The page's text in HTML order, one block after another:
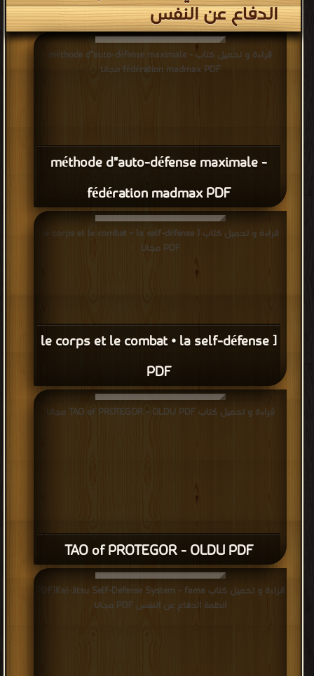
الدفاع عن النفس
méthode d"auto-défense maximale -
fédération madmax PDF
قراءة و تحميل كتاب méthode d"auto-défense maximale -
fédération madmax PDF مجانا
le corps et le combat • la self-défense ]
PDF
قراءة و تحميل كتاب le corps et le combat • la self-défense ]
PDF مجانا
TAO of PROTEGOR - OLDU PDF
قراءة و تحميل كتاب TAO of PROTEGOR - OLDU PDF مجانا
قراءة و تحميل كتاب PDF]Kai-Jitsu Self-Defense System - fama
انظمة الدفاع عن النفس PDF مجانا